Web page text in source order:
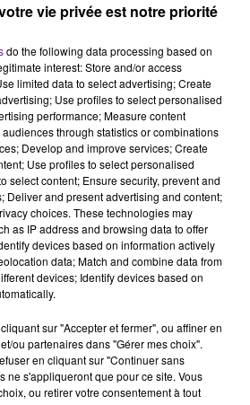
WEEK-END
DE WOINIC
un grand jour :
gros sanglier du monde.
et vous êtes tous
5h51
5h51
MICHAEL JACKSON
You Are Not Alone
vie privée est notre priorité
do the following data processing based on
interest: Store and/or access
limited data to select advertising; Create
Use profiles to select personalised
performance; Measure content
through statistics or combinations
Develop and improve services; Create
Use profiles to select personalised
select content; Ensure security, prevent and
Deliver and present advertising and content;
choices. These technologies may
as IP address and browsing data to offer
devices based on information actively
data; Match and combine data from
devices; Identify devices based on
sur "Accepter et fermer", ou affiner en
ou partenaires dans "Gérer mes choix".
en cliquant sur "Continuer sans
ne s'appliqueront que pour ce site. Vous
ou retirer votre consentement à tout